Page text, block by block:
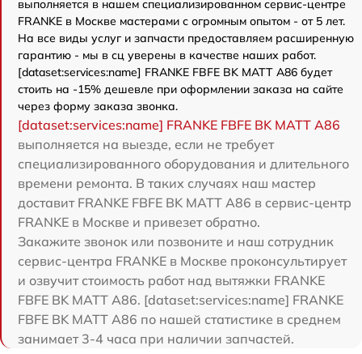
выполняется в нашем специализированном сервис-центре
FRANKE в Москве мастерами с огромным опытом - от 5 лет.
На все виды услуг и запчасти предоставляем расширенную
гарантию - мы в сц уверены в качестве наших работ.
[dataset:services:name] FRANKE FBFE BK MATT A86 будет
стоить на -15% дешевле при оформлении заказа на сайте
через форму заказа звонка.
[dataset:services:name] FRANKE FBFE BK MATT A86
выполняется на выезде, если не требует
специализированного оборудования и длительного
времени ремонта. В таких случаях наш мастер
доставит FRANKE FBFE BK MATT A86 в сервис-центр
FRANKE в Москве и привезет обратно.
Закажите звонок или позвоните и наш сотрудник
сервис-центра FRANKE в Москве проконсультирует
и озвучит стоимость работ над вытяжки FRANKE
FBFE BK MATT A86. [dataset:services:name] FRANKE
FBFE BK MATT A86 по нашей статистике в среднем
занимает 3-4 часа при наличии запчастей.